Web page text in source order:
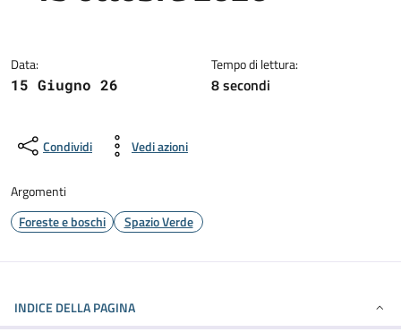
Data:
15 Giugno 26
Tempo di lettura:
8 secondi
Condividi Vedi azioni
Argomenti
Foreste e boschi
Spazio Verde
INDICE DELLA PAGINA